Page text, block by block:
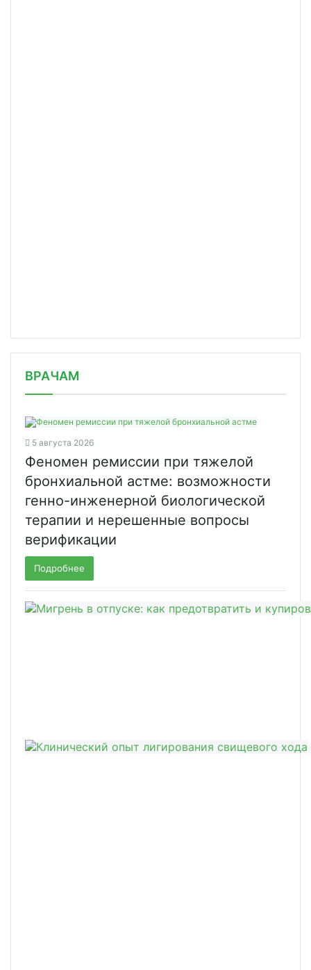
ВРАЧАМ
5 августа 2026
Феномен ремиссии при тяжелой
бронхиальной астме: возможности
генно-инженерной биологической
терапии и нерешенные вопросы
верификации
Подробнее